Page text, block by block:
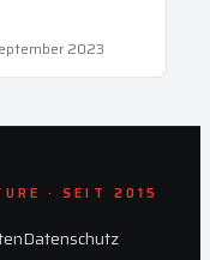
2023
· SEIT 2015
Datenschutz